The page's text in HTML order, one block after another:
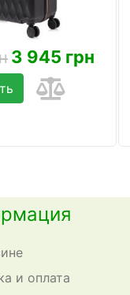
3 945 грн
и оплата